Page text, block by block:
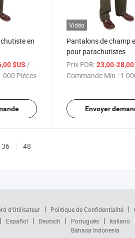
en
$US / Pièce
000 Pièces
Vidéo
Pantalons de champ
pour parachutistes
Prix FOB: 23,00-28,00
Commande Min.: 1
Envoyer
36 48
d’Utilisateur Politique de Confidentialité
Español Deutsch Português Italiano
Bahasa Indonesia